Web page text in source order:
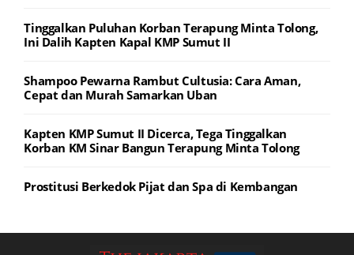
Tinggalkan Puluhan Korban Terapung Minta Tolong,
Ini Dalih Kapten Kapal KMP Sumut II
Shampoo Pewarna Rambut Cultusia: Cara Aman,
Cepat dan Murah Samarkan Uban
Kapten KMP Sumut II Dicerca, Tega Tinggalkan
Korban KM Sinar Bangun Terapung Minta Tolong
Prostitusi Berkedok Pijat dan Spa di Kembangan